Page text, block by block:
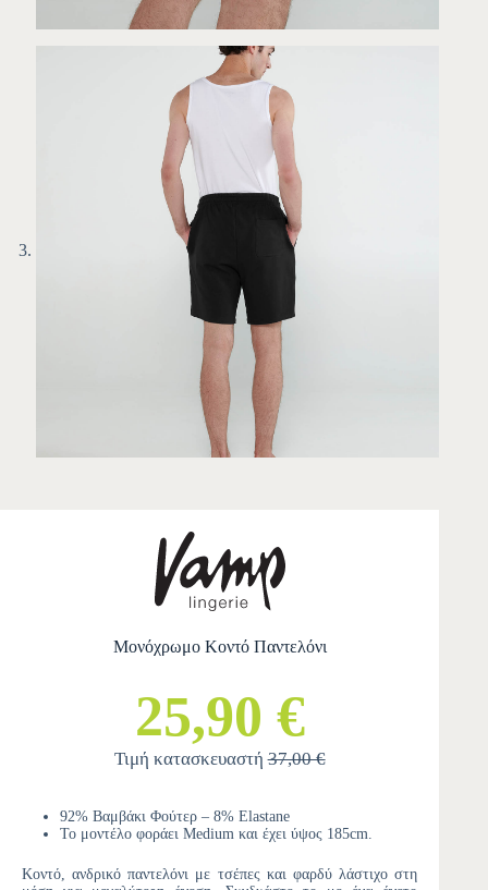
Μονόχρωμο Κοντό Παντελόνι
25,90 €
Τιμή κατασκευαστή37,00 €
92% Βαμβάκι Φούτερ – 8% Elastane
Το μοντέλο φοράει Medium και έχει ύψος 185cm.
Κοντό, ανδρικό παντελόνι με τσέπες και φαρδύ λάστιχο στη